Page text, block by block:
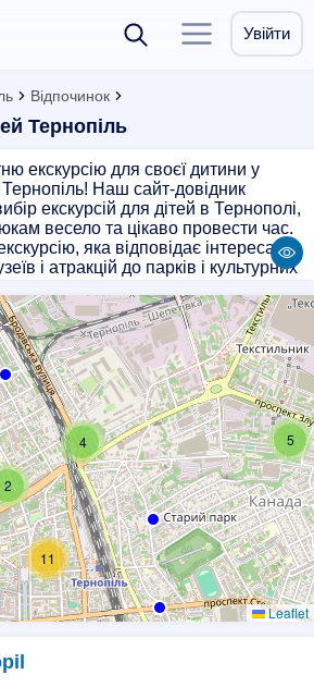
Увійти
Відпочинок
Тернопіль
екскурсію для своєї дитини у
Наш сайт-довідник
екскурсій для дітей в Тернополі,
весело та цікаво провести час.
яка відповідає інтересам
і атракцій до парків і культурних
про історію і культуру
для дітей у Тернополі і
та незабутнім!
2
5
4
11
Leaflet